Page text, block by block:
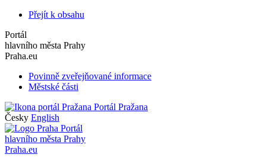
Přejít k obsahu
Portál
hlavního města Prahy
Praha.eu
Povinně zveřejňované informace
Městské části
Portál Pražana
Česky English
Portál
hlavního města Prahy
Praha.eu